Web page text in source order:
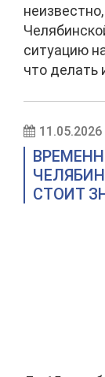
ситуацию
что делать
11.05.2026
СТОИТ